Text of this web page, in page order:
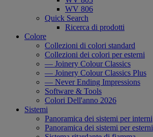
WV 806
Quick Search
Ricerca di prodotti
Colore
Collezioni di colori standard
Collezioni dei colori per esterni
— Joinery Colour Classics
— Joinery Colour Classics Plus
— Never Ending Impressions
Software & Tools
Colori Dell'anno 2026
Sistemi
Panoramica dei sistemi per interni
Panoramica dei sistemi per esterni